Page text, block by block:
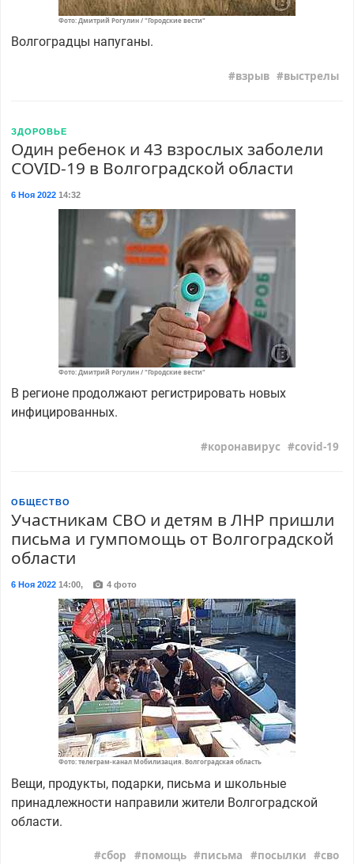
Фото: Дмитрий Рогулин / "Городские вести"
Волгоградцы напуганы.
взрыв выстрелы
ЗДОРОВЬЕ
Один ребенок и 43 взрослых заболели
COVID-19 в Волгоградской области
6 Ноя 202214:32
Фото: Дмитрий Рогулин / "Городские вести"
В регионе продолжают регистрировать новых
инфицированных.
коронавирус covid-19
ОБЩЕСТВО
Участникам СВО и детям в ЛНР пришли
письма и гумпомощь от Волгоградской
области
6 Ноя 202214:00, 4 фото
Фото: телеграм-канал Мобилизация. Волгоградская область
Вещи, продукты, подарки, письма и школьные
принадлежности направили жители Волгоградской
области.
сбор помощь письма посылки
сво